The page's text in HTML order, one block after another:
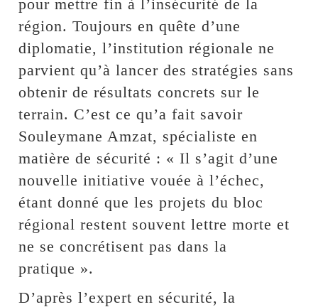
pour mettre fin à l’insécurité de la
région. Toujours en quête d’une
diplomatie, l’institution régionale ne
parvient qu’à lancer des stratégies sans
obtenir de résultats concrets sur le
terrain. C’est ce qu’a fait savoir
Souleymane Amzat, spécialiste en
matière de sécurité : « Il s’agit d’une
nouvelle initiative vouée à l’échec,
étant donné que les projets du bloc
régional restent souvent lettre morte et
ne se concrétisent pas dans la
pratique ».
D’après l’expert en sécurité, la